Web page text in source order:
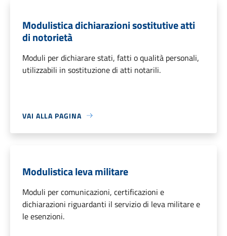
Modulistica dichiarazioni sostitutive atti
di notorietà
Moduli per dichiarare stati, fatti o qualità personali,
utilizzabili in sostituzione di atti notarili.
VAI ALLA PAGINA
Modulistica leva militare
Moduli per comunicazioni, certificazioni e
dichiarazioni riguardanti il servizio di leva militare e
le esenzioni.